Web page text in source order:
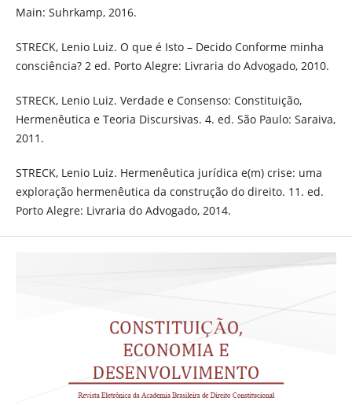
Main: Suhrkamp, 2016.
STRECK, Lenio Luiz. O que é Isto – Decido Conforme minha
consciência? 2 ed. Porto Alegre: Livraria do Advogado, 2010.
STRECK, Lenio Luiz. Verdade e Consenso: Constituição,
Hermenêutica e Teoria Discursivas. 4. ed. São Paulo: Saraiva,
2011.
STRECK, Lenio Luiz. Hermenêutica jurídica e(m) crise: uma
exploração hermenêutica da construção do direito. 11. ed.
Porto Alegre: Livraria do Advogado, 2014.